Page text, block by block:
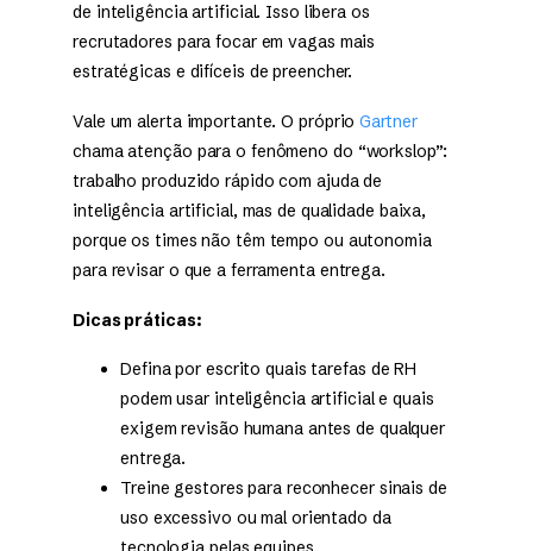
de inteligência artificial. Isso libera os
recrutadores para focar em vagas mais
estratégicas e difíceis de preencher.
Vale um alerta importante. O próprioGartner
chama atenção para o fenômeno do “workslop”:
trabalho produzido rápido com ajuda de
inteligência artificial, mas de qualidade baixa,
porque os times não têm tempo ou autonomia
para revisar o que a ferramenta entrega.
Dicas práticas:
Defina por escrito quais tarefas de RH
podem usar inteligência artificial e quais
exigem revisão humana antes de qualquer
entrega.
Treine gestores para reconhecer sinais de
uso excessivo ou mal orientado da